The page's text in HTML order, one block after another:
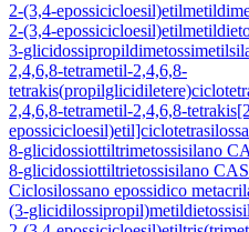
2-(3,4-
2-(3,4-
3-
2,4,6,8-tetrametil-2,4,6,8-
2,4,6,8-tetrametil-2,4,6,8-
8-glicidossiottiltrimetossisilano
8-glicidossiottiltrietossisilano
Ciclosilossano epossidico
(3-